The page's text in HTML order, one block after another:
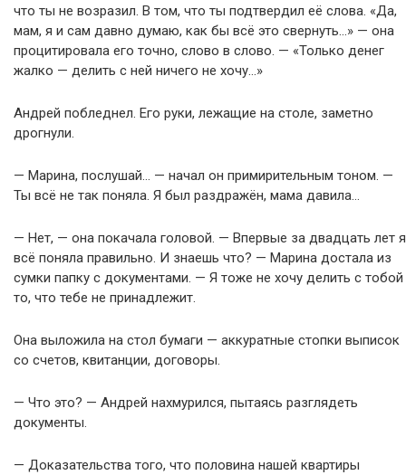
что ты не возразил. В том, что ты подтвердил её слова. «Да,
мам, я и сам давно думаю, как бы всё это свернуть…» — она
процитировала его точно, слово в слово. — «Только денег
жалко — делить с ней ничего не хочу…»
Андрей побледнел. Его руки, лежащие на столе, заметно
дрогнули.
— Марина, послушай… — начал он примирительным тоном. —
Ты всё не так поняла. Я был раздражён, мама давила…
— Нет, — она покачала головой. — Впервые за двадцать лет я
всё поняла правильно. И знаешь что? — Марина достала из
сумки папку с документами. — Я тоже не хочу делить с тобой
то, что тебе не принадлежит.
Она выложила на стол бумаги — аккуратные стопки выписок
со счетов, квитанции, договоры.
— Что это? — Андрей нахмурился, пытаясь разглядеть
документы.
— Доказательства того, что половина нашей квартиры